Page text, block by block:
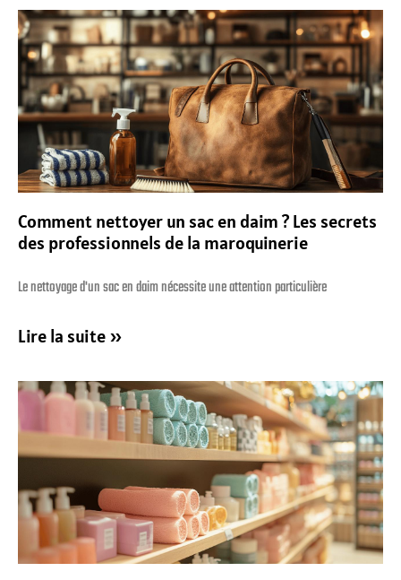
Comment nettoyer un sac en daim ? Les secrets
des professionnels de la maroquinerie
Le nettoyage d'un sac en daim nécessite une attention particulière
Lire la suite »